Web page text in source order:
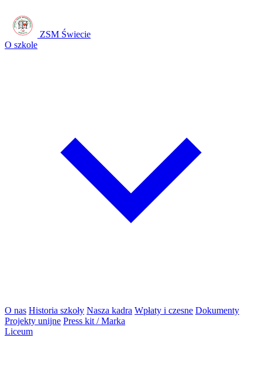
ZSM Świecie
O szkole
O nas Historia szkoły Nasza kadra Wpłaty i czesne Dokumenty
Projekty unijne Press kit / Marka
Liceum